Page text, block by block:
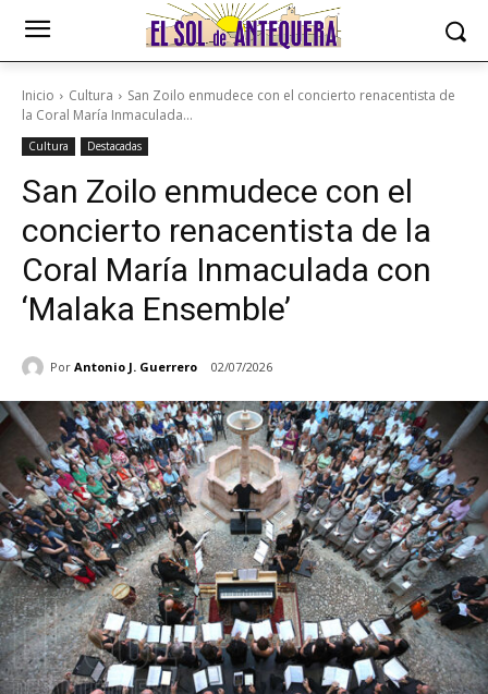
Inicio Cultura
San Zoilo enmudece con el concierto renacentista de
la Coral María Inmaculada...
Cultura Destacadas
San Zoilo enmudece con el
concierto renacentista de la
Coral María Inmaculada con
‘Malaka Ensemble’
Por Antonio J. Guerrero 02/07/2026